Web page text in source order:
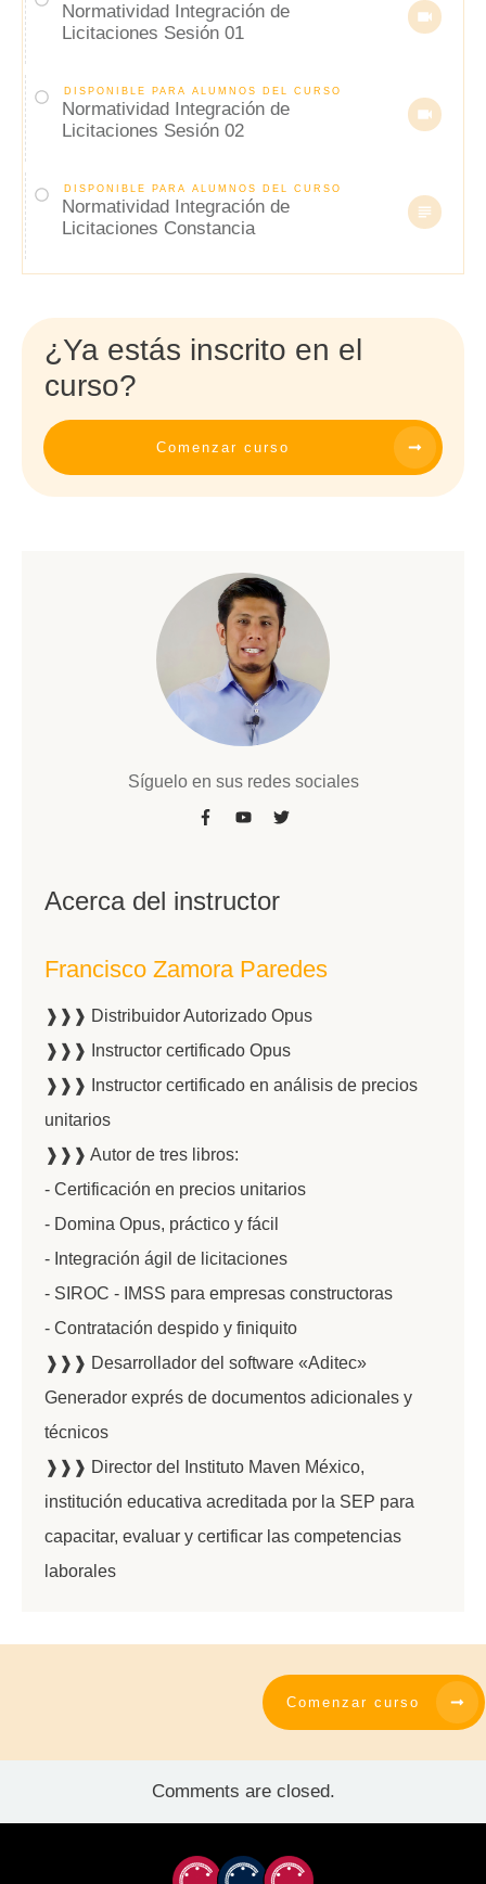
Normatividad Integración de
Licitaciones Sesión 01
DISPONIBLE PARA ALUMNOS DEL CURSO
Normatividad Integración de
Licitaciones Sesión 02
DISPONIBLE PARA ALUMNOS DEL CURSO
Normatividad Integración de
Licitaciones Constancia
¿Ya estás inscrito en el
curso?
Comenzar curso
Síguelo en sus redes sociales
Acerca del instructor
Francisco Zamora Paredes
❱❱❱ Distribuidor Autorizado Opus
❱❱❱ Instructor certificado Opus
❱❱❱ Instructor certificado en análisis de precios
unitarios
❱❱❱ Autor de tres libros:
- Certificación en precios unitarios
- Domina Opus, práctico y fácil
- Integración ágil de licitaciones
- SIROC - IMSS para empresas constructoras
- Contratación despido y finiquito
❱❱❱ Desarrollador del software «Aditec»
Generador exprés de documentos adicionales y
técnicos
❱❱❱ Director del Instituto Maven México,
institución educativa acreditada por la SEP para
capacitar, evaluar y certificar las competencias
laborales
Comenzar curso
Comments are closed.